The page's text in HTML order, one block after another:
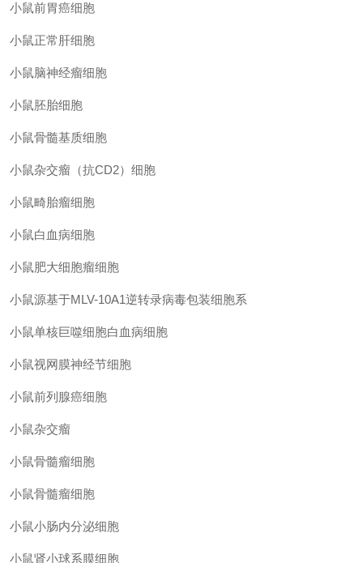
小鼠前胃癌细胞
小鼠正常肝细胞
小鼠脑神经瘤细胞
小鼠胚胎细胞
小鼠骨髓基质细胞
小鼠杂交瘤（抗CD2）细胞
小鼠畸胎瘤细胞
小鼠白血病细胞
小鼠肥大细胞瘤细胞
小鼠源基于MLV-10A1逆转录病毒包装细胞系
小鼠单核巨噬细胞白血病细胞
小鼠视网膜神经节细胞
小鼠前列腺癌细胞
小鼠杂交瘤
小鼠骨髓瘤细胞
小鼠骨髓瘤细胞
小鼠小肠内分泌细胞
小鼠肾小球系膜细胞